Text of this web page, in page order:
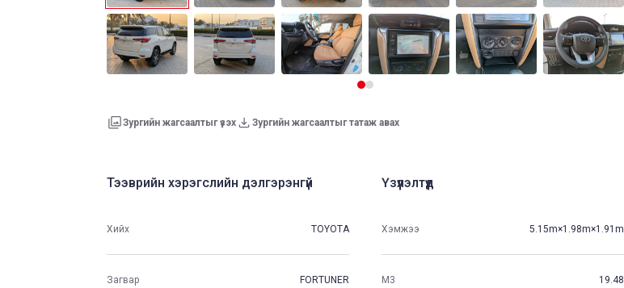
Зургийн жагсаалтыг үзэх Зургийн жагсаалтыг татаж авах
Тээврийн хэрэгслийн дэлгэрэнгүй
Хийх TOYOTA
Загвар FORTUNER
Үзүүлэлтүүд
Хэмжээ 5.15m×1.98m×1.91m
М3 19.48